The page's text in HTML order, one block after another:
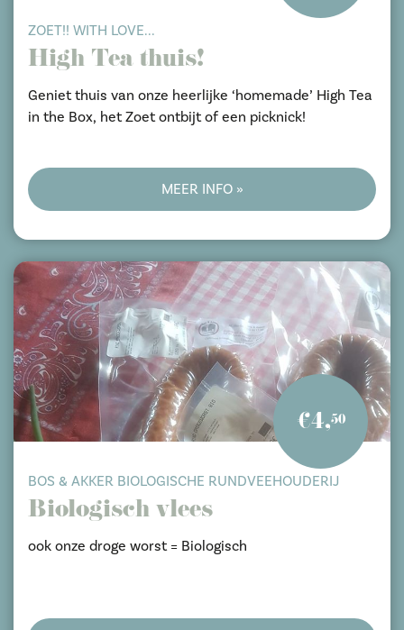
ZOET!! WITH LOVE...
High Tea thuis!
Geniet thuis van onze heerlijke ‘homemade’ High Tea
in the Box, het Zoet ontbijt of een picknick!
MEER INFO »
€4,50
BOS & AKKER BIOLOGISCHE RUNDVEEHOUDERIJ
Biologisch vlees
ook onze droge worst = Biologisch